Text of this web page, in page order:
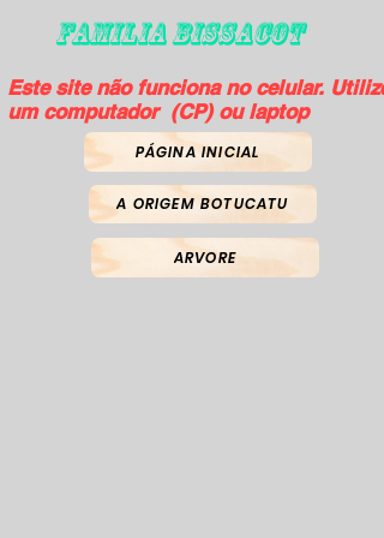
FAMILIA BISSACOT
Este site não funciona no celular. Utilize
um computador (CP) ou laptop
PÁGINA INICIAL
A ORIGEM BOTUCATU
ARVORE